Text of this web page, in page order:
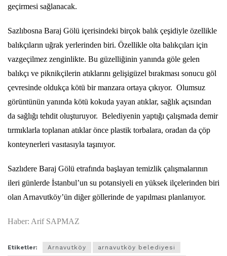
geçirmesi sağlanacak.
Sazlıbosna Baraj Gölü içerisindeki birçok balık çeşidiyle özellikle
balıkçıların uğrak yerlerinden biri. Özellikle olta balıkçıları için
vazgeçilmez zenginlikte. Bu güzelliğinin yanında göle gelen
balıkçı ve piknikçilerin atıklarını gelişigüzel bırakması sonucu göl
çevresinde oldukça kötü bir manzara ortaya çıkıyor. Olumsuz
görüntünün yanında kötü kokuda yayan atıklar, sağlık açısından
da sağlığı tehdit oluşturuyor. Belediyenin yaptığı çalışmada demir
tırmıklarla toplanan atıklar önce plastik torbalara, oradan da çöp
konteynerleri vasıtasıyla taşınıyor.
Sazlıdere Baraj Gölü etrafında başlayan temizlik çalışmalarının
ileri günlerde İstanbul’un su potansiyeli en yüksek ilçelerinden biri
olan Arnavutköy’ün diğer göllerinde de yapılması planlanıyor.
Haber: Arif SAPMAZ
Etiketler: Arnavutköy
arnavutköy belediyesi